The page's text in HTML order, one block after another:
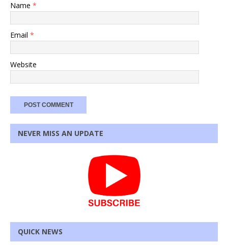
Name *
Email *
Website
NEVER MISS AN UPDATE
QUICK NEWS